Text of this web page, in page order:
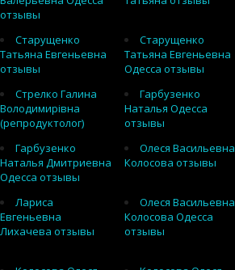
отзывы
Старущенко
Татьяна Евгеньевна
отзывы
Старущенко
Татьяна Евгеньевна
Одесса отзывы
Стрелко Галина
Володимирівна
(репродуктолог)
Гарбузенко
Наталья Одесса
отзывы
Гарбузенко
Наталья Дмитриевна
Одесса отзывы
Олеся Васильевна
Колосова отзывы
Лариса
Евгеньевна
Лихачева отзывы
Олеся Васильевна
Колосова Одесса
отзывы